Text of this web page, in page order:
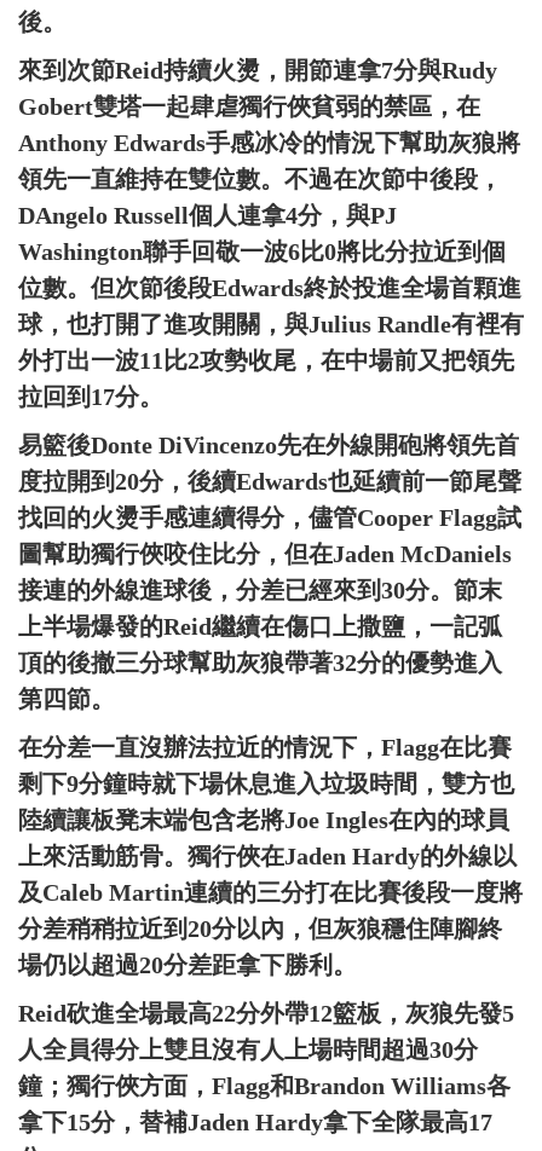
後。
來到次節Reid持續火燙，開節連拿7分與Rudy
Gobert雙塔一起肆虐獨行俠貧弱的禁區，在
Anthony Edwards手感冰冷的情況下幫助灰狼將
領先一直維持在雙位數。不過在次節中後段，
DAngelo Russell個人連拿4分，與PJ
Washington聯手回敬一波6比0將比分拉近到個
位數。但次節後段Edwards終於投進全場首顆進
球，也打開了進攻開關，與Julius Randle有裡有
外打出一波11比2攻勢收尾，在中場前又把領先
拉回到17分。
易籃後Donte DiVincenzo先在外線開砲將領先首
度拉開到20分，後續Edwards也延續前一節尾聲
找回的火燙手感連續得分，儘管Cooper Flagg試
圖幫助獨行俠咬住比分，但在Jaden McDaniels
接連的外線進球後，分差已經來到30分。節末
上半場爆發的Reid繼續在傷口上撒鹽，一記弧
頂的後撤三分球幫助灰狼帶著32分的優勢進入
第四節。
在分差一直沒辦法拉近的情況下，Flagg在比賽
剩下9分鐘時就下場休息進入垃圾時間，雙方也
陸續讓板凳末端包含老將Joe Ingles在內的球員
上來活動筋骨。獨行俠在Jaden Hardy的外線以
及Caleb Martin連續的三分打在比賽後段一度將
分差稍稍拉近到20分以內，但灰狼穩住陣腳終
場仍以超過20分差距拿下勝利。
Reid砍進全場最高22分外帶12籃板，灰狼先發5
人全員得分上雙且沒有人上場時間超過30分
鐘；獨行俠方面，Flagg和Brandon Williams各
拿下15分，替補Jaden Hardy拿下全隊最高17